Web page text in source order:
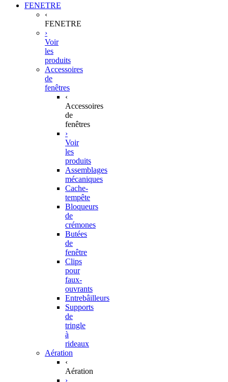
FENETRE
‹
FENETRE
›
Voir
les
produits
Accessoires
de
fenêtres
‹
Accessoires
de
fenêtres
›
Voir
les
produits
Assemblages
mécaniques
Cache-
tempête
Bloqueurs
de
crémones
Butées
de
fenêtre
Clips
pour
faux-
ouvrants
Entrebâilleurs
Supports
de
tringle
à
rideaux
Aération
‹
Aération
›